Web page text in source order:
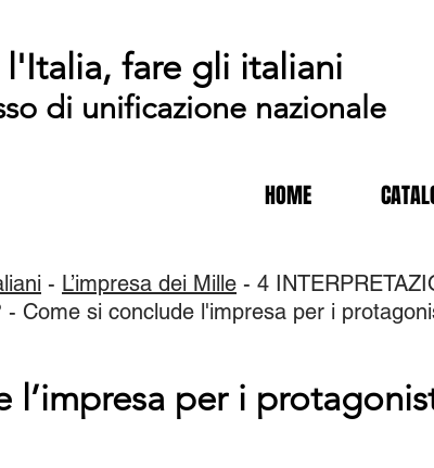
l'Italia, fare gli italiani
di unificazione nazionale
HOME
- L’impresa dei Mille - 4
- Come si conclude l'impresa per i
l’impresa per i